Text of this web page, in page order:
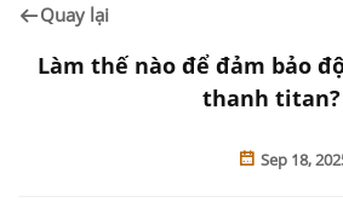
Quay lại
Làm thế nào để đảm bảo
thanh titan?
Sep 18,